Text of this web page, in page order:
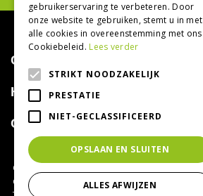
Contact
Handig
Openingstijden
© Tuincentrum Bodenstaff 2022
Green Solutions
gebruikerservaring te verbeteren. Door
onze website te gebruiken, stemt u in met
alle cookies in overeenstemming met ons
Cookiebeleid. Lees verder
STRIKT NOODZAKELIJK
PRESTATIE
NIET-GECLASSIFICEERD
OPSLAAN EN SLUITEN
ALLES AFWIJZEN